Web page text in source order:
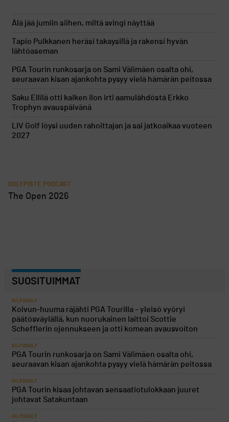
Älä jää jumiin siihen, miltä svingi näyttää
Tapio Pulkkanen heräsi takaysillä ja rakensi hyvän
lähtöaseman
PGA Tourin runkosarja on Sami Välimäen osalta ohi,
seuraavan kisan ajankohta pysyy vielä hämärän peitossa
Saku Ellilä otti kaiken ilon irti aamulähdöstä Erkko
Trophyn avauspäivänä
LIV Golf löysi uuden rahoittajan ja sai jatkoaikaa vuoteen
2027
GOLFPISTE PODCAST
The Open 2026
SUOSITUIMMAT
KILPAGOLF
Koivun-huuma räjähti PGA Tourilla – yleisö vyöryi
päätösväylällä, kun nuorukainen laittoi Scottie
Schefflerin ojennukseen ja otti komean avausvoiton
KILPAGOLF
PGA Tourin runkosarja on Sami Välimäen osalta ohi,
seuraavan kisan ajankohta pysyy vielä hämärän peitossa
KILPAGOLF
PGA Tourin kisaa johtavan sensaatiotulokkaan juuret
johtavat Satakuntaan
KILPAGOLF